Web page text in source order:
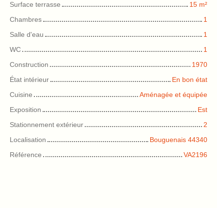
Surface terrasse 15 m²
Chambres
1
Salle d'eau
1
WC
1
Construction
1970
État intérieur
En bon état
Cuisine
Aménagée et équipée
Exposition
Est
Stationnement extérieur
2
Localisation
Bouguenais 44340
Référence
VA2196